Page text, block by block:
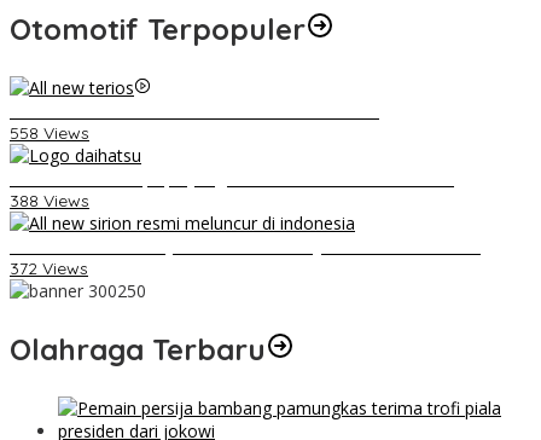
Otomotif Terpopuler
558 Views
388 Views
372 Views
Olahraga Terbaru